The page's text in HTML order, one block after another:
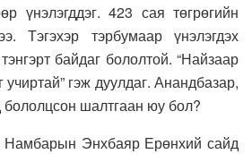
үнэлэгддэг. 423 сая төгрөгийн
Тэгэхэр тэрбумаар үнэлэгдэх
байдаг бололтой. “Найзаар
гэж дуулдаг. Анандбазар,
шалтгаан юу бол?
Намбарын Энхбаяр Ерөнхий сайд